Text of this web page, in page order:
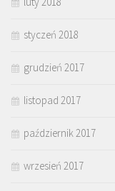
styczeń 2018
grudzień 2017
listopad 2017
październik 2017
wrzesień 2017